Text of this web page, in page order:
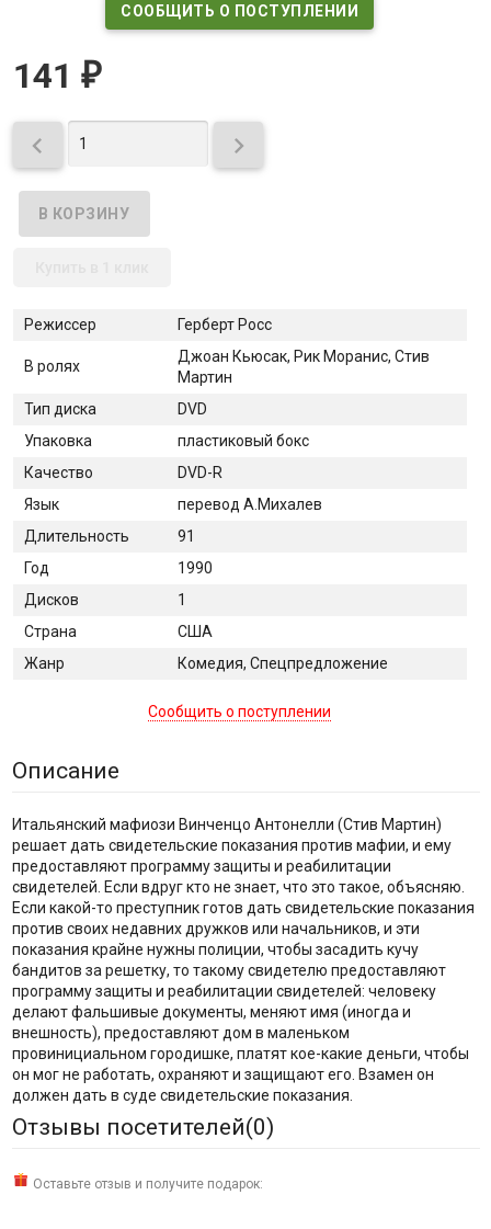
СООБЩИТЬ О ПОСТУПЛЕНИИ
141 ₽
 
Режиссер Герберт Росс
В ролях
Джоан Кьюсак, Рик Моранис, Стив
Мартин
Тип диска
DVD
Упаковка
пластиковый бокс
Качество
DVD-R
Язык
перевод А.Михалев
Длительность
91
Год
1990
Дисков
1
Страна
США
Жанр
Комедия, Спецпредложение
Сообщить о поступлении
Описание
Итальянский мафиози Винченцо Антонелли (Стив Мартин)
решает дать свидетельские показания против мафии, и ему
предоставляют программу защиты и реабилитации
свидетелей. Если вдруг кто не знает, что это такое, объясняю.
Если какой-то преступник готов дать свидетельские показания
против своих недавних дружков или начальников, и эти
показания крайне нужны полиции, чтобы засадить кучу
бандитов за решетку, то такому свидетелю предоставляют
программу защиты и реабилитации свидетелей: человеку
делают фальшивые документы, меняют имя (иногда и
внешность), предоставляют дом в маленьком
провинициальном городишке, платят кое-какие деньги, чтобы
он мог не работать, охраняют и защищают его. Взамен он
должен дать в суде свидетельские показания.
Отзывы посетителей(0)
Оставьте отзыв и получите подарок: